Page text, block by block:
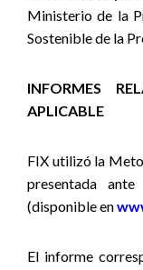
Ministerio de la
Sostenible de la
INFORMES
APLICABLE
FIX utilizó la
presentada
(disponible en
El informe